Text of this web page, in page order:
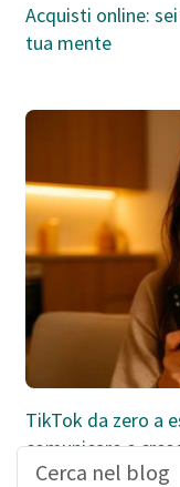
Acquisti online:
tua mente
TikTok da zero a
comunicare e